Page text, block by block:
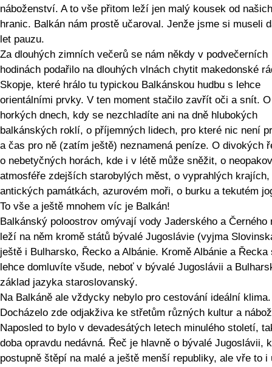
náboženství. A to vše přitom leží jen malý kousek od našich
hranic. Balkán nám prostě učaroval. Jenže jsme si museli
let pauzu.
Za dlouhých zimních večerů se nám někdy v podvečerních
hodinách podařilo na dlouhých vlnách chytit makedonské
Skopje, které hrálo tu typickou Balkánskou hudbu s lehce
orientálními prvky. V ten moment stačilo zavřít oči a snít. O
horkých dnech, kdy se nezchladíte ani na dně hlubokých
balkánských roklí, o příjemných lidech, pro které nic není
a čas pro ně (zatím ještě) neznamená peníze. O divokých
o nebetyčných horách, kde i v létě může sněžit, o
atmosféře zdejších starobylých měst, o vyprahlých krajích,
antických památkách, azurovém moři, o burku a tekutém
To vše a ještě mnohem víc je Balkán!
Balkánský poloostrov omývají vody Jaderského a Černého
leží na něm kromě států bývalé Jugoslávie (vyjma
ještě i Bulharsko, Řecko a Albánie. Kromě Albánie a Řecka
lehce domluvíte všude, neboť v bývalé Jugoslávii a
základ jazyka staroslovanský.
Na Balkáně ale vždycky nebylo pro cestování ideální klima.
Docházelo zde odjakživa ke střetům různých kultur a
Naposled to bylo v devadesátých letech minulého století,
doba opravdu nedávná. Řeč je hlavně o bývalé Jugoslávii,
postupně štěpí na malé a ještě menší republiky, ale vře to i